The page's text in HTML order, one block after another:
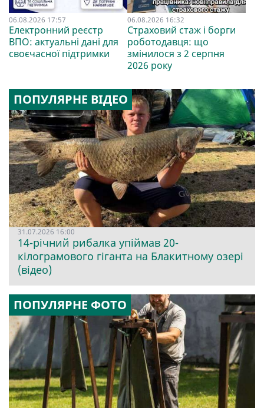
06.08.2026 17:57
Електронний реєстр
ВПО: актуальні дані для
своєчасної підтримки
06.08.2026 16:32
Страховий стаж і борги
роботодавця: що
змінилося з 2 серпня
2026 року
ПОПУЛЯРНЕ ВІДЕО
31.07.2026 16:00
14-річний рибалка упіймав 20-
кілограмового гіганта на Блакитному озері
(відео)
ПОПУЛЯРНЕ ФОТО